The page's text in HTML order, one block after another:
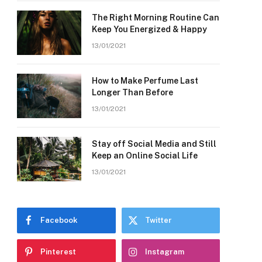
The Right Morning Routine Can
Keep You Energized & Happy
13/01/2021
How to Make Perfume Last
Longer Than Before
13/01/2021
Stay off Social Media and Still
Keep an Online Social Life
13/01/2021
Facebook Twitter
Pinterest Instagram